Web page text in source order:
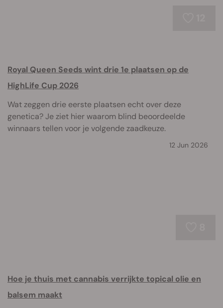
Royal Queen Seeds wint drie 1e plaatsen op de
HighLife Cup 2026
Wat zeggen drie eerste plaatsen echt over deze
genetica? Je ziet hier waarom blind beoordeelde
winnaars tellen voor je volgende zaadkeuze.
12 Jun 2026
Hoe je thuis met cannabis verrijkte topical olie en
balsem maakt